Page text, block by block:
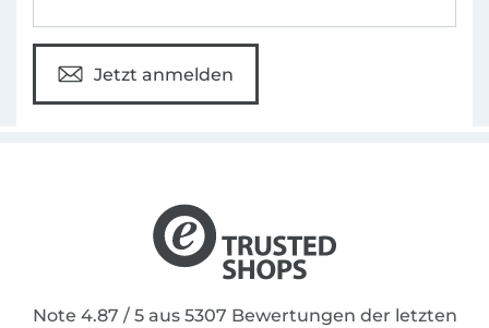
Jetzt anmelden
Note 4.87 / 5 aus 5307 Bewertungen der letzten